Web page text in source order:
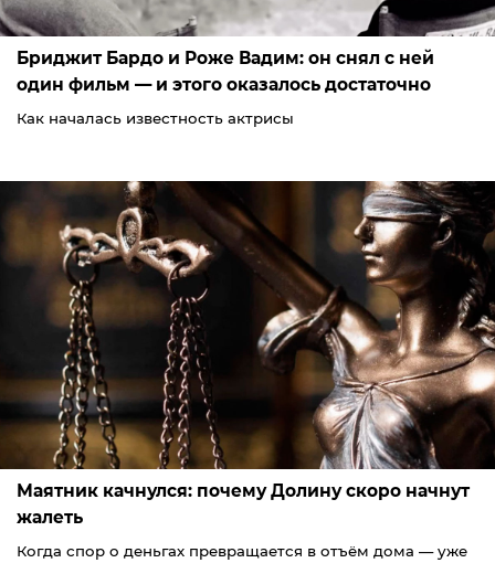
Бриджит Бардо и Роже Вадим: он снял с ней
один фильм — и этого оказалось достаточно
Как началась известность актрисы
Маятник качнулся: почему Долину скоро начнут
жалеть
Когда спор о деньгах превращается в отъём дома — уже